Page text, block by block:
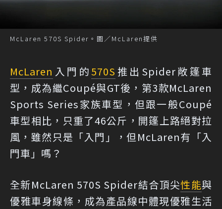
McLaren 570S Spider。圖／McLaren提供
McLaren 入門的 570S 推出Spider敞篷車
型，成為繼Coupé與GT後，第3款McLaren
Sports Series家族車型，但跟一般Coupé
車型相比，只重了46公斤，開篷上路絕對拉
風，雖然只是「入門」，但McLaren有「入
門車」嗎？
全新McLaren 570S Spider結合頂尖性能與
優雅車身線條，成為產品線中體現優雅生活